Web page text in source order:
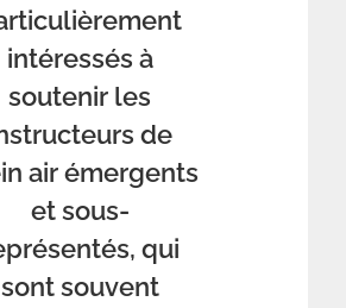
intéressés à
soutenir les
de
air émergents
et sous-
qui
sont souvent